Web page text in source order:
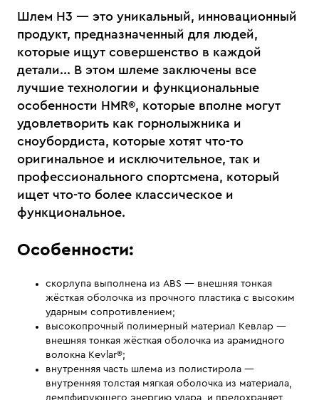
Шлем Н3 — это уникальный, инновационный
продукт, предназначенный для людей,
которые ищут совершенство в каждой
детали... В этом шлеме заключены все
лучшие технологии и функциональные
особенности HMR®, которые вполне могут
удовлетворить как горнолыжника и
сноубордиста, которые хотят что-то
оригинальное и исключительное, так и
профессионального спортсмена, который
ищет что-то более классическое и
функциональное.
Особенности:
скорлупа выполнена из ABS — внешняя тонкая
жёсткая оболочка из прочного пластика с высоким
ударным сопротивлением;
высокопрочный полимерный материал Кевлар —
внешняя тонкая жёсткая оболочка из арамидного
волокна Kevlar®;
внутренняя часть шлема из полистирола —
внутренняя толстая мягкая оболочка из материала,
демпфирующего энергию удара, и предохраняет